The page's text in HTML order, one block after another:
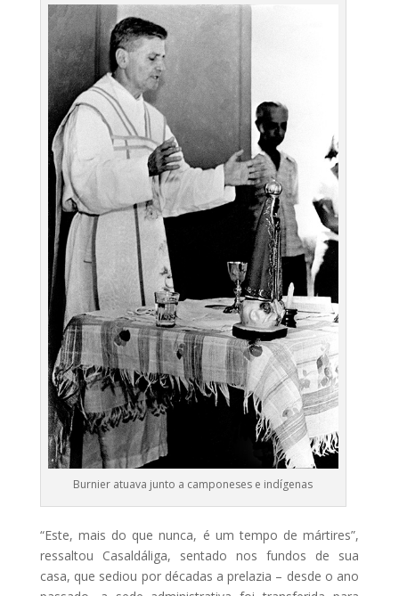
Burnier atuava junto a camponeses e indígenas
“Este, mais do que nunca, é um tempo de mártires”,
ressaltou Casaldáliga, sentado nos fundos de sua
casa, que sediou por décadas a prelazia – desde o ano